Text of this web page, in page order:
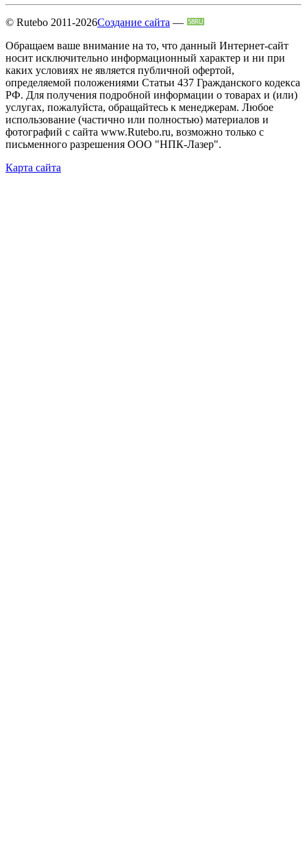
© Rutebo 2011-2026Создание сайта —
Обращаем ваше внимание на то, что данный Интернет-сайт
носит исключительно информационный характер и ни при
каких условиях не является публичной офертой,
определяемой положениями Статьи 437 Гражданского кодекса
РФ. Для получения подробной информации о товарах и (или)
услугах, пожалуйста, обращайтесь к менеджерам. Любое
использование (частично или полностью) материалов и
фотографий с сайта www.Rutebo.ru, возможно только с
письменного разрешения ООО "НПК-Лазер".
Карта сайта